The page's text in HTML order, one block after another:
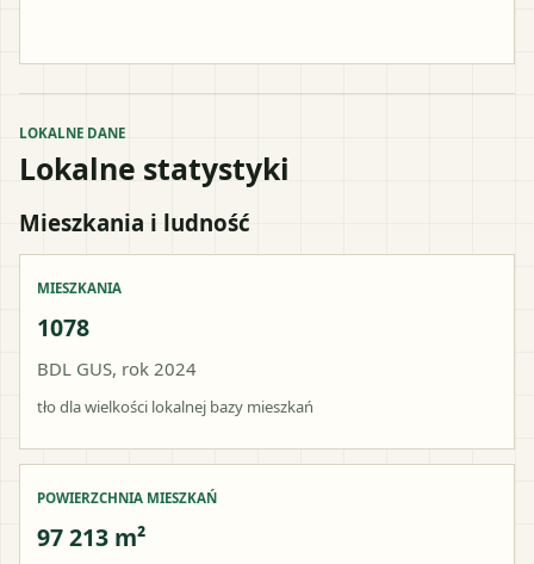
LOKALNE DANE
Lokalne statystyki
Mieszkania i ludność
MIESZKANIA
1078
BDL GUS, rok 2024
tło dla wielkości lokalnej bazy mieszkań
POWIERZCHNIA MIESZKAŃ
97 213 m²